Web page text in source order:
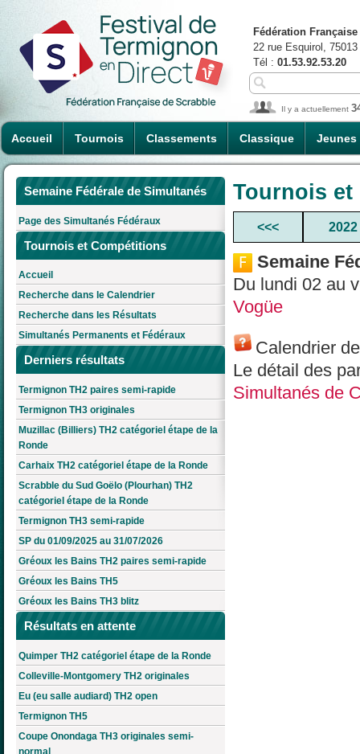
Accueil Tournois Classements Classique Jeunes
Fédération
22 rue Esquirol,
Tél : 01.53.92.53.20
Il y a actuellement
Semaine Fédérale de Simultanés
Page des Simultanés Fédéraux
Tournois et Compétitions
Accueil
Recherche dans le Calendrier
Recherche dans les Résultats
Simultanés Permanents et Fédéraux
Derniers résultats
Termignon TH2 paires semi-rapide
Termignon TH3 originales
Muzillac (Billiers) TH2 catégoriel étape de la
Ronde
Carhaix TH2 catégoriel étape de la Ronde
Scrabble du Sud Goëlo (Plourhan) TH2
catégoriel étape de la Ronde
Termignon TH3 semi-rapide
SP du 01/09/2025 au 31/07/2026
Gréoux les Bains TH2 paires semi-rapide
Gréoux les Bains TH5
Gréoux les Bains TH3 blitz
Résultats en attente
Quimper TH2 catégoriel étape de la Ronde
Colleville-Montgomery TH2 originales
Eu (eu salle audiard) TH2 open
Termignon TH5
Coupe Onondaga TH3 originales semi-
normal
Tournois
<<< 2022
Semaine
Du lundi 02 au
Vogüe
Calendrier
Le détail des
Simultanés de